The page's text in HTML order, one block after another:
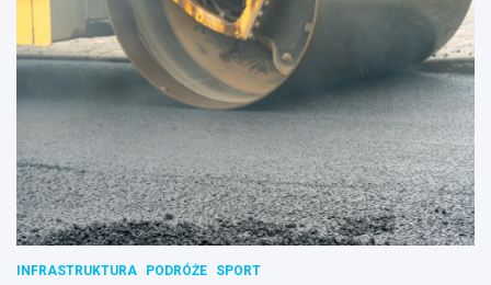
INFRASTRUKTURA PODRÓŻE SPORT